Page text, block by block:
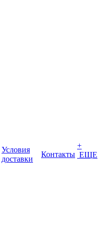
Условия
доставки
Контакты
+
ЕЩЕ